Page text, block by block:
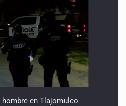
en Tlajomulco